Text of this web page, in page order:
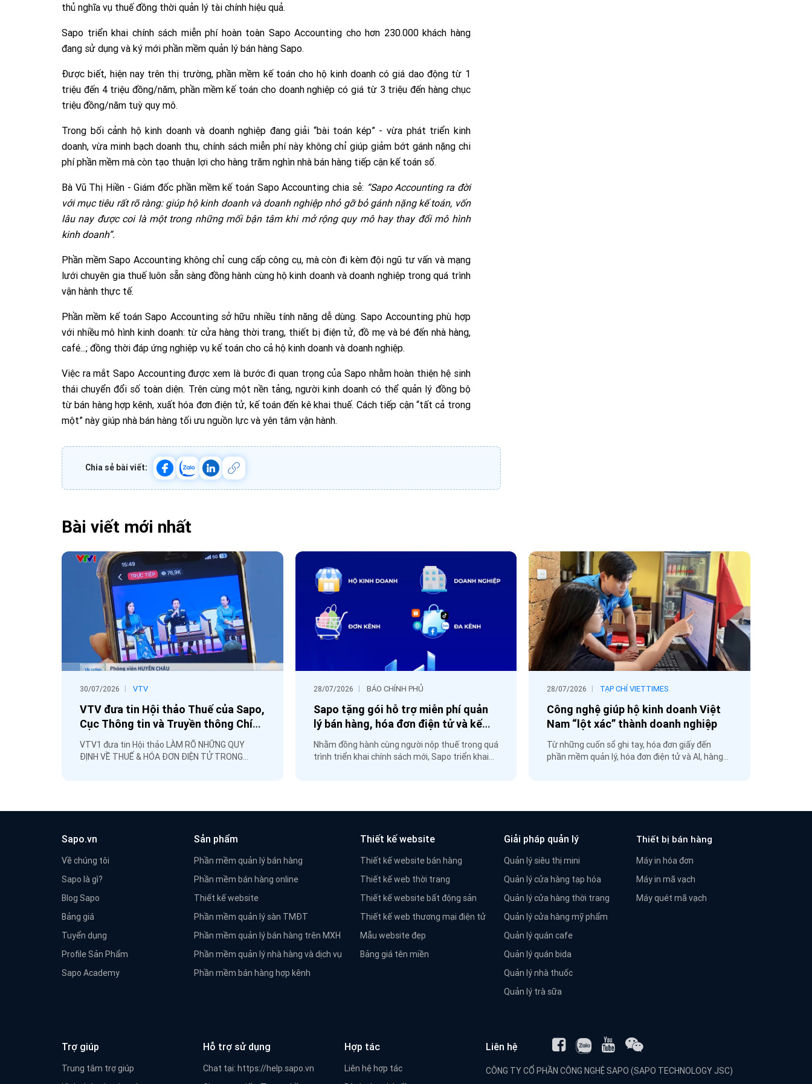
thủ nghĩa vụ thuế đồng thời quản lý tài chính hiệu quả.
Sapo triển khai chính sách miễn phí hoàn toàn Sapo Accounting cho hơn 230.000 khách hàng
đang sử dụng và ký mới phần mềm quản lý bán hàng Sapo.
Được biết, hiện nay trên thị trường, phần mềm kế toán cho hộ kinh doanh có giá dao động từ 1
triệu đến 4 triệu đồng/năm, phần mềm kế toán cho doanh nghiệp có giá từ 3 triệu đến hàng chục
triệu đồng/năm tuỳ quy mô.
Trong bối cảnh hộ kinh doanh và doanh nghiệp đang giải “bài toán kép” - vừa phát triển kinh
doanh, vừa minh bạch doanh thu, chính sách miễn phí này không chỉ giúp giảm bớt gánh nặng chi
phí phần mềm mà còn tạo thuận lợi cho hàng trăm nghìn nhà bán hàng tiếp cận kế toán số.
Bà Vũ Thị Hiền - Giám đốc phần mềm kế toán Sapo Accounting chia sẻ: “Sapo Accounting ra đời
với mục tiêu rất rõ ràng: giúp hộ kinh doanh và doanh nghiệp nhỏ gỡ bỏ gánh nặng kế toán, vốn
lâu nay được coi là một trong những mối bận tâm khi mở rộng quy mô hay thay đổi mô hình
kinh doanh”.
Phần mềm Sapo Accounting không chỉ cung cấp công cụ, mà còn đi kèm đội ngũ tư vấn và mạng
lưới chuyên gia thuế luôn sẵn sàng đồng hành cùng hộ kinh doanh và doanh nghiệp trong quá trình
vận hành thực tế.
Phần mềm kế toán Sapo Accounting sở hữu nhiều tính năng dễ dùng. Sapo Accounting phù hợp
với nhiều mô hình kinh doanh: từ cửa hàng thời trang, thiết bị điện tử, đồ mẹ và bé đến nhà hàng,
café...; đồng thời đáp ứng nghiệp vụ kế toán cho cả hộ kinh doanh và doanh nghiệp.
Việc ra mắt Sapo Accounting được xem là bước đi quan trọng của Sapo nhằm hoàn thiện hệ sinh
thái chuyển đổi số toàn diện. Trên cùng một nền tảng, người kinh doanh có thể quản lý đồng bộ
từ bán hàng hợp kênh, xuất hóa đơn điện tử, kế toán đến kê khai thuế. Cách tiếp cận “tất cả trong
một” này giúp nhà bán hàng tối ưu nguồn lực và yên tâm vận hành.
Chia sẻ bài viết:
Bài viết mới nhất
30/07/2026 | VTV
VTV đưa tin Hội thảo Thuế của Sapo,
Cục Thông tin và Truyền thông Chính
phủ, Cục Thuế
VTV1 đưa tin Hội thảo LÀM RÕ NHỮNG QUY
ĐỊNH VỀ THUẾ & HÓA ĐƠN ĐIỆN TỬ TRONG
28/07/2026 | BÁO CHÍNH PHỦ
Sapo tặng gói hỗ trợ miễn phí quản
lý bán hàng, hóa đơn điện tử và kế
toán
Nhằm đồng hành cùng người nộp thuế trong quá
trình triển khai chính sách mới, Sapo triển khai
28/07/2026 | TẠP CHÍ VIETTIMES
Công nghệ giúp hộ kinh doanh Việt
Nam “lột xác” thành doanh nghiệp
Từ những cuốn sổ ghi tay, hóa đơn giấy đến
phần mềm quản lý, hóa đơn điện tử và AI, hàng
Sapo.vn
Về chúng tôi
Sapo là gì?
Blog Sapo
Bảng giá
Tuyển dụng
Profile Sản Phẩm
Sapo Academy
Sản phẩm
Phần mềm quản lý bán hàng
Phần mềm bán hàng online
Thiết kế website
Phần mềm quản lý sàn TMĐT
Phần mềm quản lý bán hàng trên MXH
Phần mềm quản lý nhà hàng và dịch vụ
Phần mềm bán hàng hợp kênh
Thiết kế website
Thiết kế website bán hàng
Thiết kế web thời trang
Thiết kế website bất động sản
Thiết kế web thương mại điện tử
Mẫu website đẹp
Bảng giá tên miền
Giải pháp quản lý
Quản lý siêu thị mini
Quản lý cửa hàng tạp hóa
Quản lý cửa hàng thời trang
Quản lý cửa hàng mỹ phẩm
Quản lý quán cafe
Quản lý quán bida
Quản lý nhà thuốc
Quản lý trà sữa
Thiết bị bán hàng
Máy in hóa đơn
Máy in mã vạch
Máy quét mã vạch
Trợ giúp
Trung tâm trợ giúp
Hỗ trợ sử dụng
Chat tại: https://help.sapo.vn
Hợp tác
Liên hệ hợp tác
Liên hệ
CÔNG TY CỔ PHẦN CÔNG NGHỆ SAPO (SAPO TECHNOLOGY JSC)